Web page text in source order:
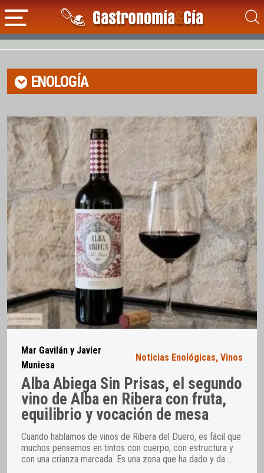
ENOLOGÍA
Mar Gavilán y Javier
Muniesa
Noticias Enológicas, Vinos
Alba Abiega Sin Prisas, el segundo
vino de Alba en Ribera con fruta,
equilibrio y vocación de mesa
Cuando hablamos de vinos de Ribera del Duero, es fácil que
muchos pensemos en tintos con cuerpo, con estructura y
con una crianza marcada. Es una zona que ha dado y da